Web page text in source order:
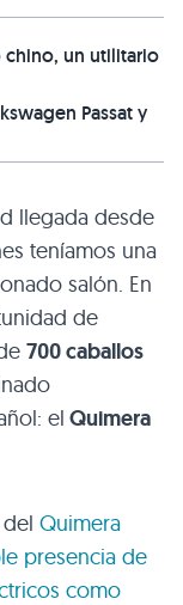
chino, un utilitario
Passat y
llegada desde
teníamos una
salón. En
de
700 caballos
el Quimera
Quimera
presencia de
como